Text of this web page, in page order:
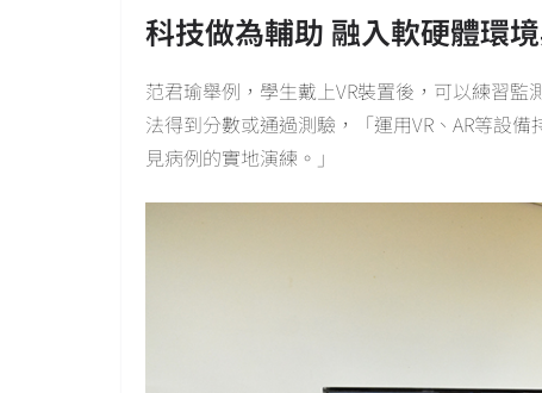
科技做為輔助 融入軟硬體環
范君瑜舉例，學生戴上VR裝置後，可以練習
法得到分數或通過測驗，「運用VR、AR等設
見病例的實地演練。」